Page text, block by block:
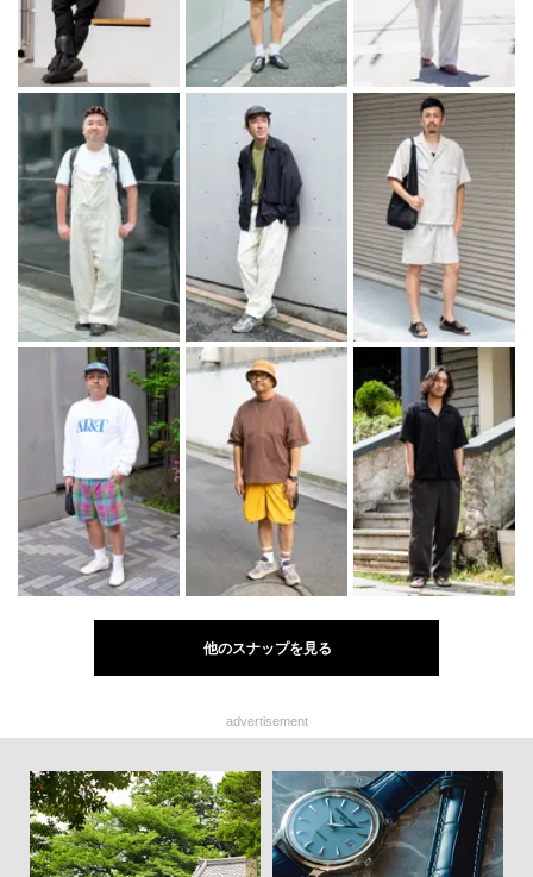
他のスナップを見る
advertisement